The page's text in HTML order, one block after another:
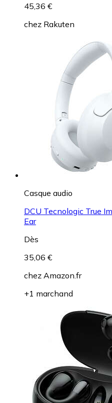
45,36 €
chez Rakuten
Casque audio
DCU Tecnologic True
Ear
Dès
35,06 €
chez Amazon.fr
+1 marchand